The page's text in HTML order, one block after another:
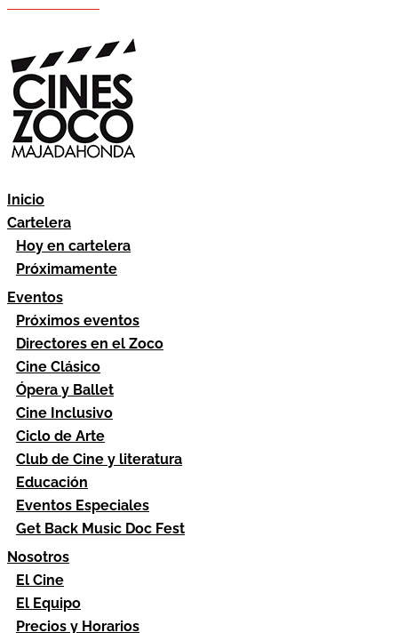
Inicio
Cartelera
Hoy en cartelera
Próximamente
Eventos
Próximos eventos
Directores en el Zoco
Cine Clásico
Ópera y Ballet
Cine Inclusivo
Ciclo de Arte
Club de Cine y literatura
Educación
Eventos Especiales
Get Back Music Doc Fest
Nosotros
El Cine
El Equipo
Precios y Horarios